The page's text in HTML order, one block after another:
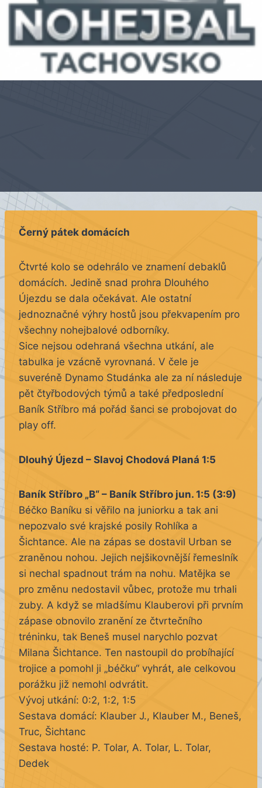
Černý pátek domácích
Čtvrté kolo se odehrálo ve znamení debaklů
domácích. Jedině snad prohra Dlouhého
Újezdu se dala očekávat. Ale ostatní
jednoznačné výhry hostů jsou překvapením pro
všechny nohejbalové odborníky.
Sice nejsou odehraná všechna utkání, ale
tabulka je vzácně vyrovnaná. V čele je
suveréně Dynamo Studánka ale za ní následuje
pět čtyřbodových týmů a také předposlední
Baník Stříbro má pořád šanci se probojovat do
play off.
Dlouhý Újezd – Slavoj Chodová Planá 1:5
Baník Stříbro „B“ – Baník Stříbro jun. 1:5 (3:9)
Béčko Baníku si věřilo na juniorku a tak ani
nepozvalo své krajské posily Rohlíka a
Šichtance. Ale na zápas se dostavil Urban se
zraněnou nohou. Jejich nejšikovnější řemeslník
si nechal spadnout trám na nohu. Matějka se
pro změnu nedostavil vůbec, protože mu trhali
zuby. A když se mladšímu Klauberovi při prvním
zápase obnovilo zranění ze čtvrtečního
tréninku, tak Beneš musel narychlo pozvat
Milana Šichtance. Ten nastoupil do probíhající
trojice a pomohl ji „béčku“ vyhrát, ale celkovou
porážku již nemohl odvrátit.
Vývoj utkání: 0:2, 1:2, 1:5
Sestava domácí: Klauber J., Klauber M., Beneš,
Truc, Šichtanc
Sestava hosté: P. Tolar, A. Tolar, L. Tolar,
Dedek